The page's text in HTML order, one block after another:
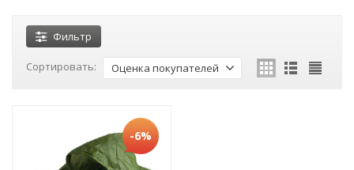
Фильтр
Сортировать: Оценка покупателей
-6%